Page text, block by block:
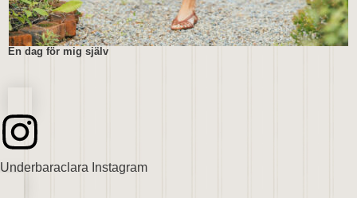
En dag för mig själv
Underbaraclara Instagram